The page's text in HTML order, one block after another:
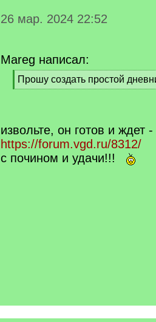
26 мар. 2024 22:52
Mareg написал:
[
q
Прошу создать простой
[
извольте, он готов и ждет -
https://forum.vgd.ru/8312/
с почином и удачи!!!